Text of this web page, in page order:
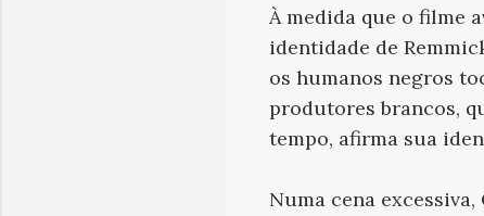
À medida que o filme
identidade de
os humanos negros
produtores brancos,
tempo, afirma sua
Numa cena